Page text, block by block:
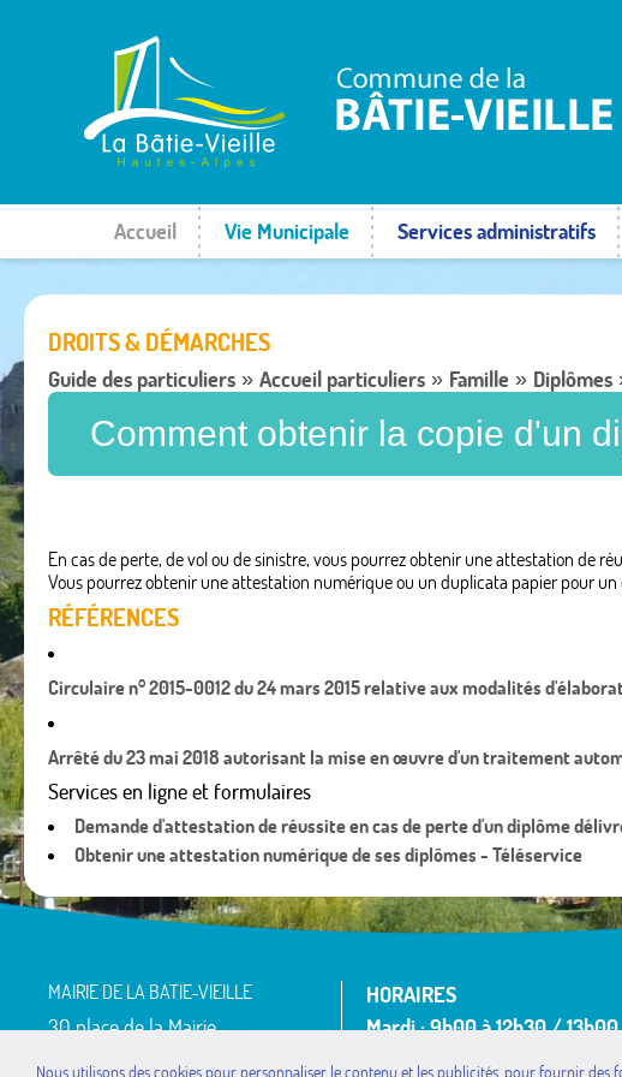
Accueil Vie Municipale Services administratifs
DROITS & DÉMARCHES
Guide des particuliers » Accueil particuliers » Famille » Diplômes
Comment obtenir la copie d'un
En cas de perte, de vol ou de sinistre, vous pourrez obtenir une attestation de
Vous pourrez obtenir une attestation numérique ou un duplicata papier pour
RÉFÉRENCES
Circulaire n° 2015-0012 du 24 mars 2015 relative aux modalités
Arrêté du 23 mai 2018 autorisant la mise en œuvre d'un traitement
Services en ligne et formulaires
Demande d'attestation de réussite en cas de perte d'un diplôme
Obtenir une attestation numérique de ses diplômes - Téléservice
MAIRIE DE LA BATIE-VIEILLE
30 place de la Mairie
HORAIRES
Mardi : 9h00 à 12h30 /
Nous utilisons des cookies pour personnaliser le contenu et les publicités, pour fournir